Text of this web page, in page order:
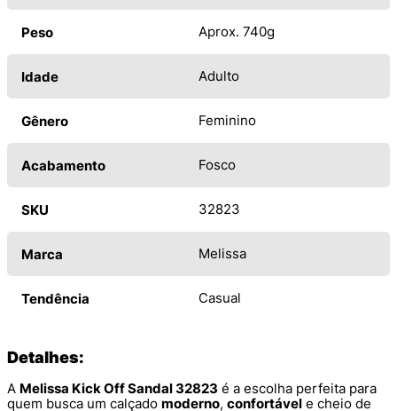
Peso Aprox. 740g
Idade Adulto
Gênero Feminino
Acabamento Fosco
SKU 32823
Marca Melissa
Tendência Casual
Detalhes:
A Melissa Kick Off Sandal 32823 é a escolha perfeita para
quem busca um calçado moderno, confortável e cheio de